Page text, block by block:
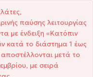
παύσης λειτουργίας
με ένδειξη «Κατόπιν
κατά το διάστημα 1 έως
μετά το
με σειρά